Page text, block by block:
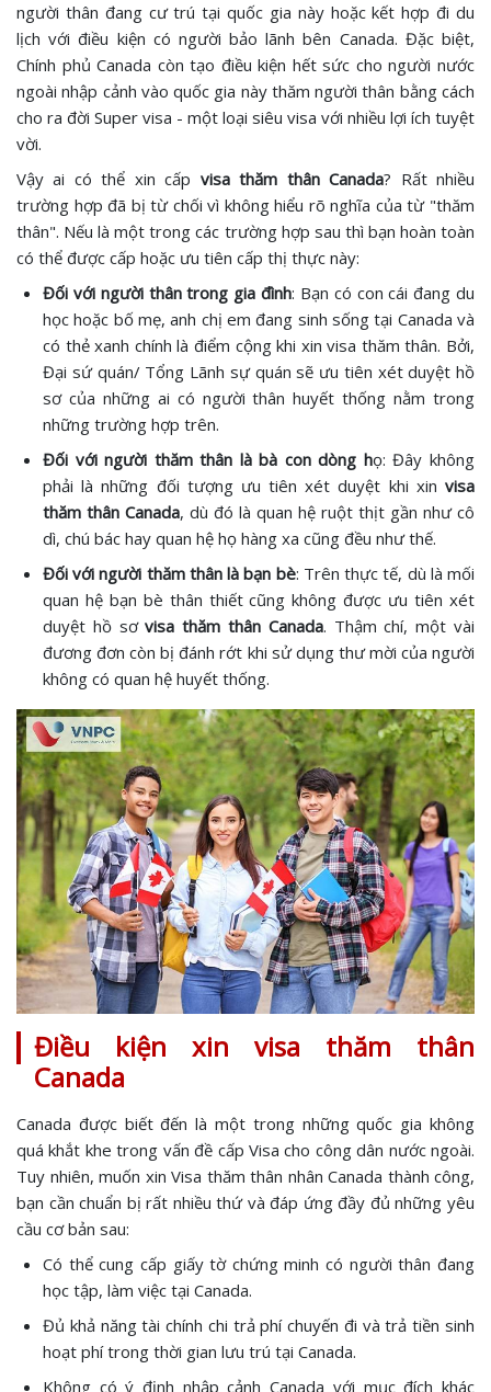
người thân đang cư trú tại quốc gia này hoặc kết hợp đi du
lịch với điều kiện có người bảo lãnh bên Canada. Đặc biệt,
Chính phủ Canada còn tạo điều kiện hết sức cho người nước
ngoài nhập cảnh vào quốc gia này thăm người thân bằng cách
cho ra đời Super visa - một loại siêu visa với nhiều lợi ích tuyệt
vời.
Vậy ai có thể xin cấp visa thăm thân Canada? Rất nhiều
trường hợp đã bị từ chối vì không hiểu rõ nghĩa của từ "thăm
thân". Nếu là một trong các trường hợp sau thì bạn hoàn toàn
có thể được cấp hoặc ưu tiên cấp thị thực này:
Đối với người thân trong gia đình: Bạn có con cái đang du
học hoặc bố mẹ, anh chị em đang sinh sống tại Canada và
có thẻ xanh chính là điểm cộng khi xin visa thăm thân. Bởi,
Đại sứ quán/ Tổng Lãnh sự quán sẽ ưu tiên xét duyệt hồ
sơ của những ai có người thân huyết thống nằm trong
những trường hợp trên.
Đối với người thăm thân là bà con dòng họ: Đây không
phải là những đối tượng ưu tiên xét duyệt khi xin visa
thăm thân Canada, dù đó là quan hệ ruột thịt gần như cô
dì, chú bác hay quan hệ họ hàng xa cũng đều như thế.
Đối với người thăm thân là bạn bè: Trên thực tế, dù là mối
quan hệ bạn bè thân thiết cũng không được ưu tiên xét
duyệt hồ sơvisa thăm thân Canada. Thậm chí, một vài
đương đơn còn bị đánh rớt khi sử dụng thư mời của người
không có quan hệ huyết thống.
Điều kiện xin visa thăm thân
Canada
Canada được biết đến là một trong những quốc gia không
quá khắt khe trong vấn đề cấp Visa cho công dân nước ngoài.
Tuy nhiên, muốn xin Visa thăm thân nhân Canada thành công,
bạn cần chuẩn bị rất nhiều thứ và đáp ứng đầy đủ những yêu
cầu cơ bản sau:
Có thể cung cấp giấy tờ chứng minh có người thân đang
học tập, làm việc tại Canada.
Đủ khả năng tài chính chi trả phí chuyến đi và trả tiền sinh
hoạt phí trong thời gian lưu trú tại Canada.
Không có ý định nhập cảnh Canada với mục đích khác